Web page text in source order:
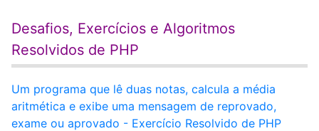
Desafios, Exercícios e Algoritmos
Resolvidos de PHP
Um programa que lê duas notas, calcula a média
aritmética e exibe uma mensagem de reprovado,
exame ou aprovado - Exercício Resolvido de PHP